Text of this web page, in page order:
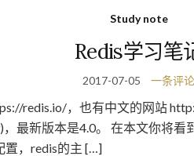
Study note
Redis学习笔
2017-07-05 一条评论
redis.io/，也有中文的网站
最新版本是4.0。 在本文你将看
置，redis的主 […]